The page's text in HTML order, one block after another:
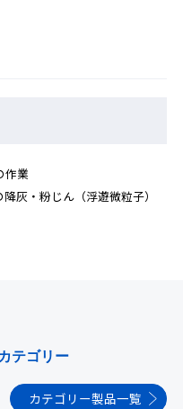
作業
灰・粉じん（浮遊微粒子）
テゴリー
カテゴリー製品一覧